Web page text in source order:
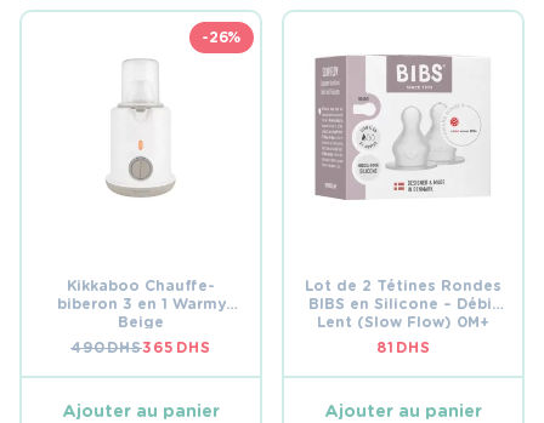
-26%
Kikkaboo Chauffe-
biberon 3 en 1 Warmy
Beige
490DHSLE
PRIX
ÉTAIT :
365 DHS
LE
PRIX
EST :
Ajouter au panier
Lot de 2 Tétines Rondes
BIBS en Silicone – Débit
Lent (Slow Flow) 0M+
81 DHS
Ajouter au panier